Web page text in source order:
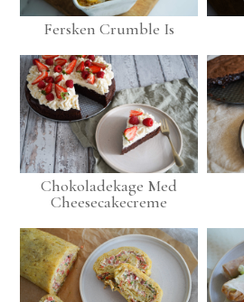
Fersken Crumble Is
Chokoladekage Med
Cheesecakecreme